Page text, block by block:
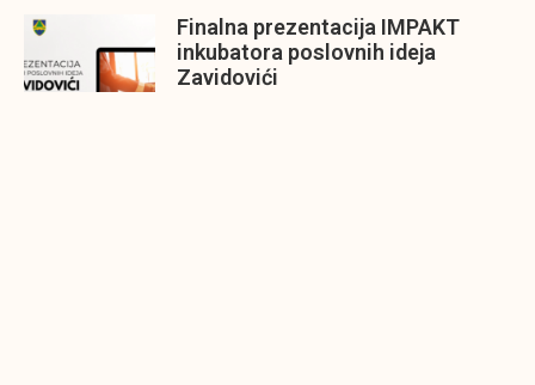
Finalna prezentacija IMPAKT
inkubatora poslovnih ideja
Zavidovići